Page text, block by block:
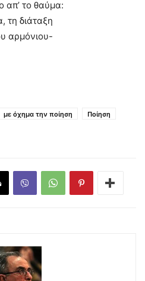
απ’ το θαύμα:
τη διάταξη
αρμόνιου-
με όχημα την ποίηση
Ποίηση